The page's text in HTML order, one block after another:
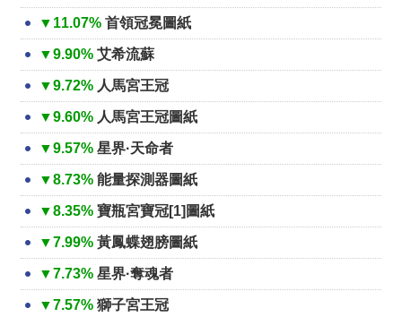
▼11.07% 首領冠冕圖紙
▼9.90% 艾希流蘇
▼9.72% 人馬宮王冠
▼9.60% 人馬宮王冠圖紙
▼9.57% 星界·天命者
▼8.73% 能量探測器圖紙
▼8.35% 寶瓶宮寶冠[1]圖紙
▼7.99% 黃鳳蝶翅膀圖紙
▼7.73% 星界·奪魂者
▼7.57% 獅子宮王冠